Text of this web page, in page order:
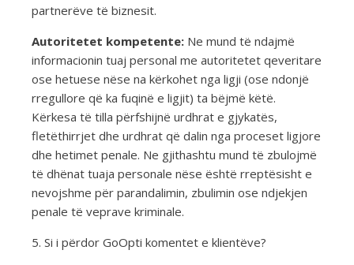
partnerëve të biznesit.
Autoritetet kompetente:Ne mund të ndajmë
informacionin tuaj personal me autoritetet qeveritare
ose hetuese nëse na kërkohet nga ligji (ose ndonjë
rregullore që ka fuqinë e ligjit) ta bëjmë këtë.
Kërkesa të tilla përfshijnë urdhrat e gjykatës,
fletëthirrjet dhe urdhrat që dalin nga proceset ligjore
dhe hetimet penale. Ne gjithashtu mund të zbulojmë
të dhënat tuaja personale nëse është rreptësisht e
nevojshme për parandalimin, zbulimin ose ndjekjen
penale të veprave kriminale.
5. Si i përdor GoOpti komentet e klientëve?